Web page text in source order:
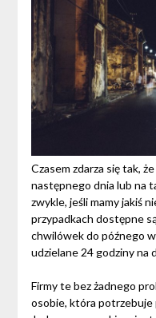
Czasem zdarza się tak,
następnego dnia lub na
zwykle, jeśli mamy jakiś
przypadkach dostępne
chwilówek do późnego
udzielane 24 godziny na
Firmy te bez żadnego
osobie, która